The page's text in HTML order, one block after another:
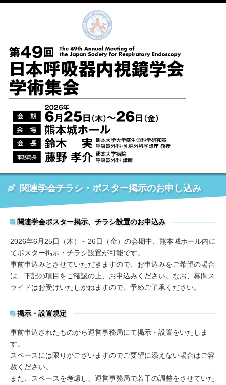
関連学会チラシ・ポスター掲示のお申し込み
関連学会ポスター掲示、チラシ設置のお申込み
2026年6月25日（木）～26日（金）の会期中、熊本城ホール内に
てポスター掲示・チラシ設置が可能です。
事前申込みとさせていただきますので、お申込みをご希望の場合
は、下記の項目をご確認の上、お申込みください。なお、幕間ス
ライドはお受けいたしかねますので、予めご了承ください。
掲示・設置規定
事前申込されたものから運営事務局にて掲示・設置をいたしま
す。
スペースには限りがございますのでご要望に添えない場合はご容
赦ください。
また、スペースを考慮し、運営事務局で若干の調整をさせていた